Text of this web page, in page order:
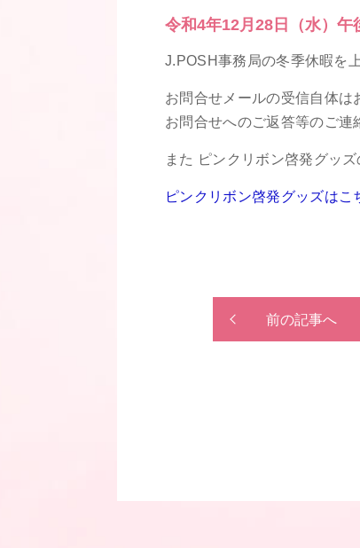
令和4年12月28日（水）午
J.POSH事務局の冬季休暇を
お問合せメールの受信自体は
お問合せへのご返答等のご連
また ピンクリボン啓発グッ
ピンクリボン啓発グッズはこ
前の記事へ